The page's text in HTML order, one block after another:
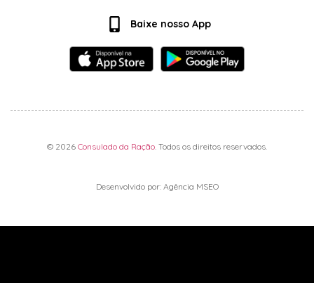
Baixe nosso App
© 2026 Consulado da Ração . Todos os direitos reservados.
Desenvolvido por: Agência MSEO